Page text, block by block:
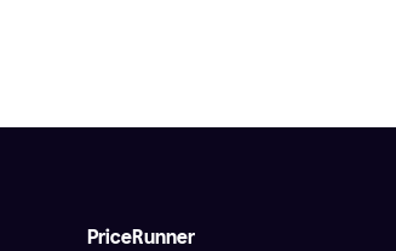
PriceRunner